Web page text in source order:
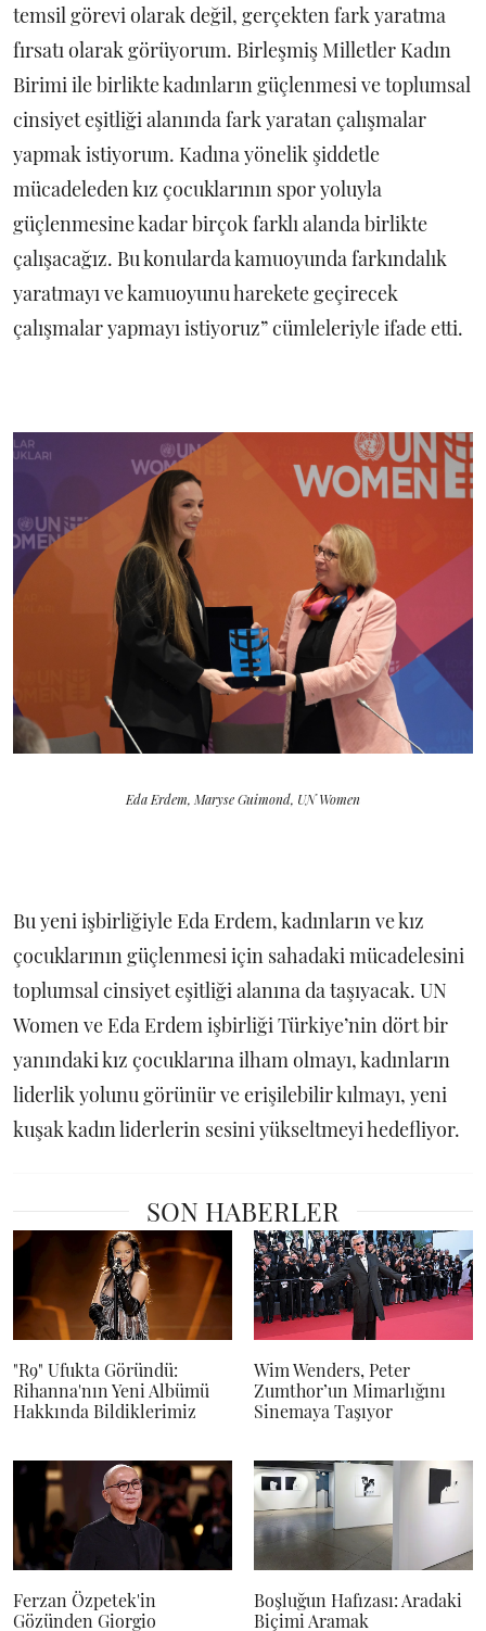
temsil görevi olarak değil, gerçekten fark yaratma
fırsatı olarak görüyorum. Birleşmiş Milletler Kadın
Birimi ile birlikte kadınların güçlenmesi ve toplumsal
cinsiyet eşitliği alanında fark yaratan çalışmalar
yapmak istiyorum. Kadına yönelik şiddetle
mücadeleden kız çocuklarının spor yoluyla
güçlenmesine kadar birçok farklı alanda birlikte
çalışacağız. Bu konularda kamuoyunda farkındalık
yaratmayı ve kamuoyunu harekete geçirecek
çalışmalar yapmayı istiyoruz” cümleleriyle ifade etti.
Eda Erdem, Maryse Guimond, UN Women
Bu yeni işbirliğiyle Eda Erdem, kadınların ve kız
çocuklarının güçlenmesi için sahadaki mücadelesini
toplumsal cinsiyet eşitliği alanına da taşıyacak. UN
Women ve Eda Erdem işbirliği Türkiye’nin dört bir
yanındaki kız çocuklarına ilham olmayı, kadınların
liderlik yolunu görünür ve erişilebilir kılmayı, yeni
kuşak kadın liderlerin sesini yükseltmeyi hedefliyor.
SON HABERLER
"R9" Ufukta Göründü:
Rihanna'nın Yeni Albümü
Hakkında Bildiklerimiz
Wim Wenders, Peter
Zumthor’un Mimarlığını
Sinemaya Taşıyor
Ferzan Özpetek'in
Gözünden Giorgio
Boşluğun Hafızası: Aradaki
Biçimi Aramak